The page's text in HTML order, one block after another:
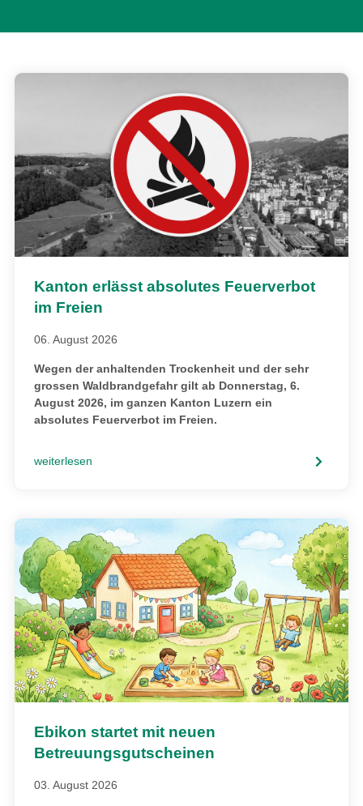
Kanton erlässt absolutes Feuerverbot
im Freien
06. August 2026
Wegen der anhaltenden Trockenheit und der sehr
grossen Waldbrandgefahr gilt ab Donnerstag, 6.
August 2026, im ganzen Kanton Luzern ein
absolutes Feuerverbot im Freien.
weiterlesen
Ebikon startet mit neuen
Betreuungsgutscheinen
03. August 2026